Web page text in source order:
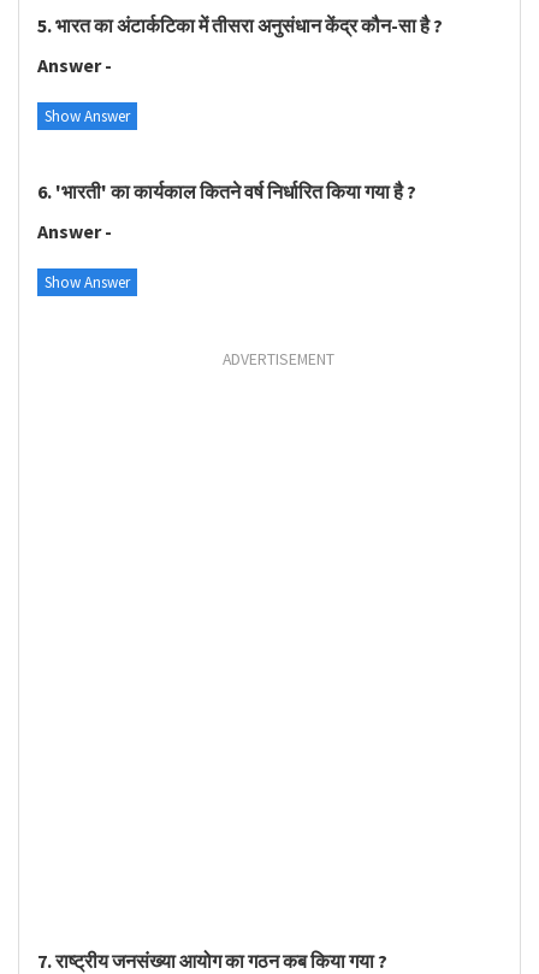
5. भारत का अंटार्कटिका में तीसरा अनुसंधान केंद्र कौन-सा है ?
Answer -
Show Answer
6. 'भारती' का कार्यकाल कितने वर्ष निर्धारित किया गया है ?
Answer -
Show Answer
ADVERTISEMENT
7. राष्ट्रीय जनसंख्या आयोग का गठन कब किया गया ?